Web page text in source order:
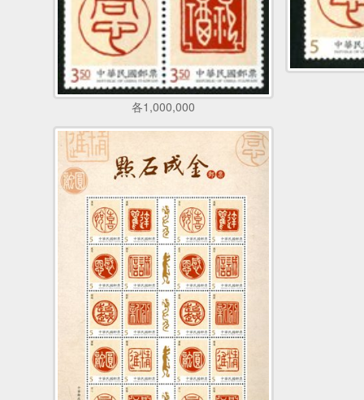
各1,000,000